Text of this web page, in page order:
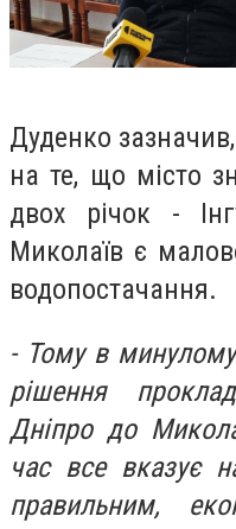
Дуденко
на те, що місто
двох річок -
Миколаїв є
водопостачання.
- Тому в минулому
рішення
Дніпро до
час все вказує
правильним,